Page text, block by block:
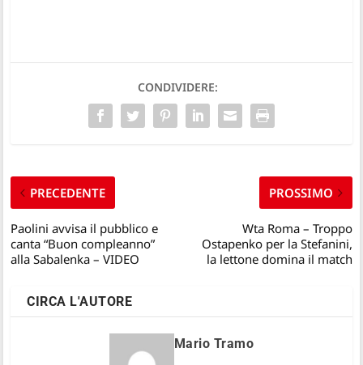
CONDIVIDERE:
PRECEDENTE
Paolini avvisa il pubblico e
canta “Buon compleanno”
alla Sabalenka – VIDEO
PROSSIMO
Wta Roma – Troppo
Ostapenko per la Stefanini,
la lettone domina il match
CIRCA L'AUTORE
Mario Tramo